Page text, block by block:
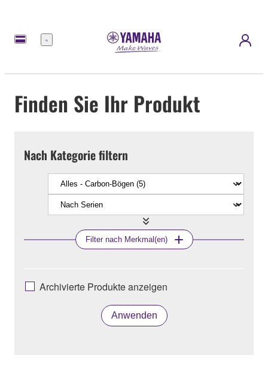
Menü
Finden Sie Ihr Produkt
Nach Kategorie filtern
Filter nach Merkmal(en)
Archivierte Produkte anzeigen
Anwenden